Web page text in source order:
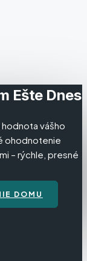
Ešte Dnes
vášho
ohodnotenie
– rýchle, presné
DOMU